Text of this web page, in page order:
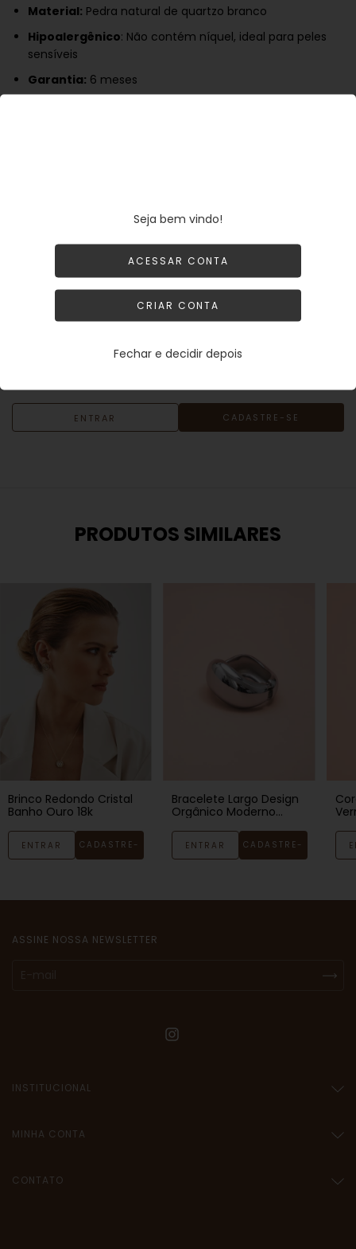
Material: Pedra natural de quartzo branco
Hipoalergênico: Não contém níquel, ideal para peles
sensíveis
Garantia: 6 meses
Evite contato com perfumes, produtos químicos ou
abrasivos para preservar o brilho da pedra e do banho de
Aposte no poder e beleza do escapulário de quartzo
branco para um toque especial em seu dia a dia!
ENTRAR CADASTRE-SE
PRODUTOS SIMILARES
Brinco Redondo Cristal
Banho Ouro 18k
ENTRAR CADASTRE-
Bracelete Largo Design
Orgânico Moderno
ENTRAR CADASTRE-
ASSINE NOSSA NEWSLETTER
INSTITUCIONAL
MINHA CONTA
CONTATO
Seja bem vindo!
ACESSAR CONTA
CRIAR CONTA
Fechar e decidir depois